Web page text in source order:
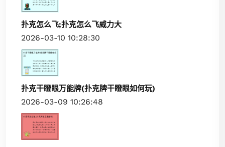
扑克怎么飞;扑克怎么飞威力大
2026-03-10 10:28:30
扑克干瞪眼万能牌(扑克牌干瞪眼如何玩)
2026-03-09 10:26:48